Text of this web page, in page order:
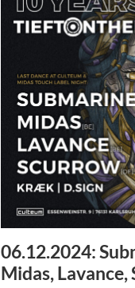
06.12.2024:
Midas, Lavance,